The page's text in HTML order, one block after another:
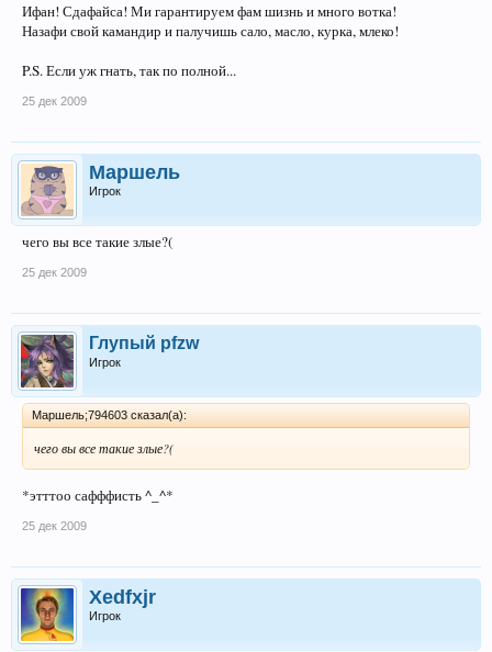
Ифан! Сдафайса! Ми гарантируем фам шизнь и много вотка!
Назафи свой камандир и палучишь сало, масло, курка, млеко!
P.S. Если уж гнать, так по полной...
25 дек 2009
Маршель
Игрок
чего вы все такие злые?(
25 дек 2009
Глупый pfzw
Игрок
Маршель;794603 сказал(а):
чего вы все такие злые?(
*этттоо сафффисть ^_^*
25 дек 2009
Xedfxjr
Игрок